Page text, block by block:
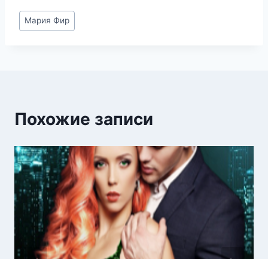
Метки
записи:
Мария Фир
Похожие записи